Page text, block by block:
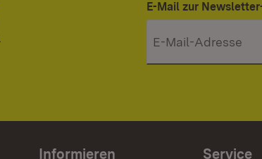
E-Mail zur
Informieren Service